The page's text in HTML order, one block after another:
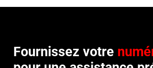
Fournissez votre